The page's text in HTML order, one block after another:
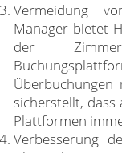
Vermeidung
Manager bietet
der
Überbuchungen
sicherstellt, dass
Plattformen
Verbesserung